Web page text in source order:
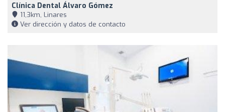
Clínica Dental Álvaro Gómez
11,3km, Linares
Ver dirección y datos de contacto